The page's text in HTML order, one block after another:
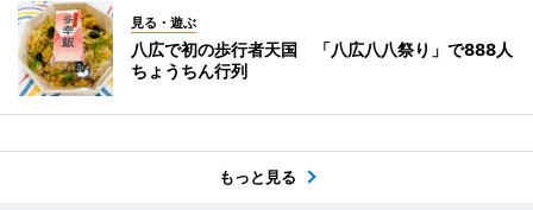
見る・遊ぶ
八広で初の歩行者天国 「八広八八祭り」で888人
ちょうちん行列
もっと見る